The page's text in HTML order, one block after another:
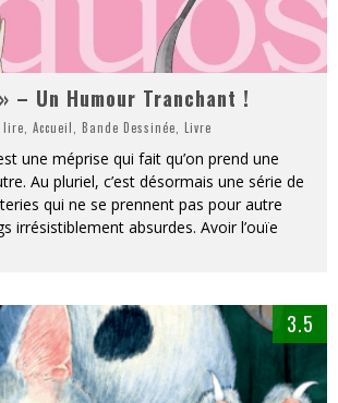
– Un Humour Tranchant !
lire, Accueil, Bande Dessinée, Livre
une méprise qui fait qu’on prend une
Au pluriel, c’est désormais une série de
qui ne se prennent pas pour autre
irrésistiblement absurdes. Avoir l’ouïe
3.5